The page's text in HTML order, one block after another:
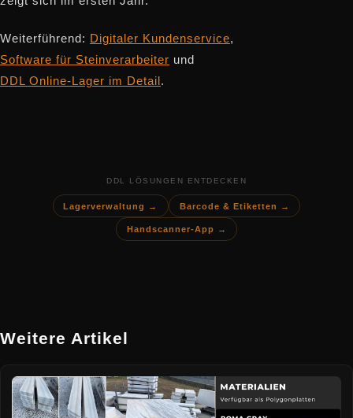
Weiterführend: Digitaler Kundenservice,
Software für Steinverarbeiter und
DDL Online-Lager im Detail .
DDL LÖSUNGEN ENTDECKEN
Lagerverwaltung → Barcode & Etiketten →
Handscanner-App →
Weitere Artikel